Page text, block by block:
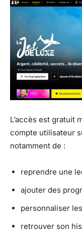
L’accès est gratuit
compte utilisateur
notamment de :
reprendre une
ajouter des
personnaliser
retrouver son